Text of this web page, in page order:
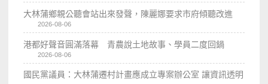
大林蒲鄉親公聽會站出來發聲，陳麗娜要求市府傾聽改進
2026-08-06
港都好聲音圓滿落幕 青農說土地故事、學員二度回鍋
2026-08-06
國民黨議員：大林蒲遷村計畫應成立專案辦公室 讓資訊透明